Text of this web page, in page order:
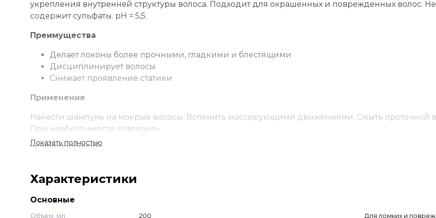
укрепления внутренней структуры волоса. Подходит для окрашенных и поврежденных волос. Не
содержит сульфаты. рН = 5,5.
Преимущества
Делает локоны более прочными, гладкими и блестящими
Дисциплинирует волосы
Снижает проявление статики
Применение
Нанести шампунь на мокрые волосы. Вспенить массирующими движениями. Смыть проточной
При необходимости повторить.
Ингредиенты
Витамин Е
Показать полностью
Характеристики
Основные
Объем, мл
200
Для ломких и